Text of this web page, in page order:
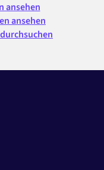
ansehen
ansehen